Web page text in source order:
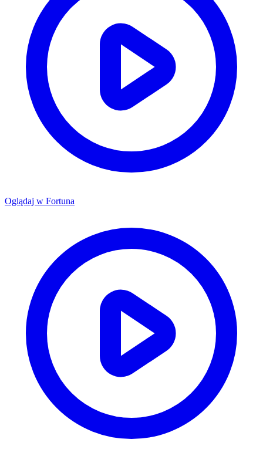
Oglądaj w Fortuna